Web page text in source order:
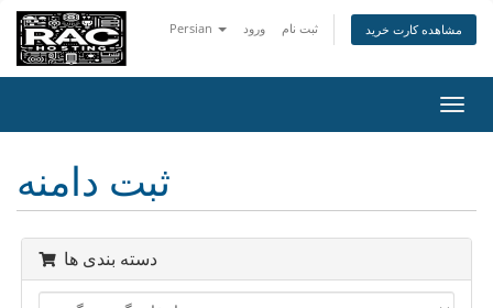
Persian ورود ثبت نام مشاهده کارت خرید
تغییر
ثبت دامنه
دسته بندی ها